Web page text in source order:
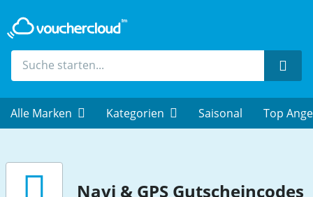
Alle Marken Kategorien Saisonal Top
Navi & GPS Gutscheincodes